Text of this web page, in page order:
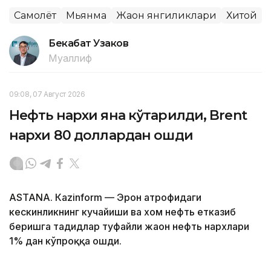
Самолёт Мьянма Жаҳон янгиликлари Хитой
Бекабат Узаков
Муаллиф
09:08, 07 Август 2026
Нефть нархи яна кўтарилди, Brent
нархи 80 доллардан ошди
ASTANА. Кazinform — Эрон атрофидаги
кескинликнинг кучайиши ва хом нефть етказиб
беришга таҳдидлар туфайли жаҳон нефть нархлари
1% дан кўпроққа ошди.